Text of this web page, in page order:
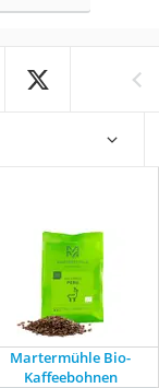
Martermühle Bio-
Kaffeebohnen